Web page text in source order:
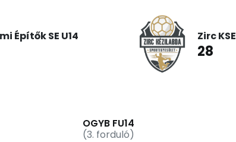
Építők SE U14 Zirc KSE
28
OGYB FU14
(3. forduló)